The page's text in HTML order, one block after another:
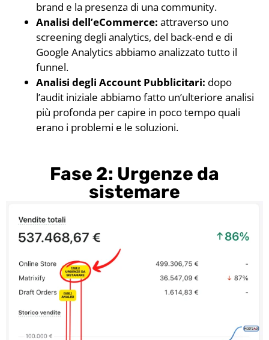
brand e la presenza di una community.
Analisi dell’eCommerce: attraverso uno
screening degli analytics, del back-end e di
Google Analytics abbiamo analizzato tutto il
funnel.
Analisi degli Account Pubblicitari: dopo
l’audit iniziale abbiamo fatto un’ulteriore analisi
più profonda per capire in poco tempo quali
erano i problemi e le soluzioni.
Fase 2: Urgenze da
sistemare